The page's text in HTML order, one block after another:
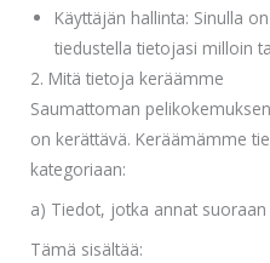
Käyttäjän hallinta: Sinulla
tiedustella tietojasi milloin
2. Mitä tietoja keräämme
Saumattoman
on kerättävä. Keräämämme
kategoriaan:
a) Tiedot, jotka annat suoraan
Tämä sisältää: